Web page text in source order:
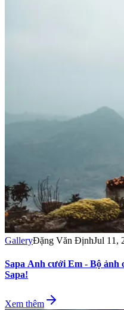
GalleryĐặng Văn ĐịnhJul 11,
Sapa Anh cưới Em - Bộ ảnh
Sapa!
Xem thêm